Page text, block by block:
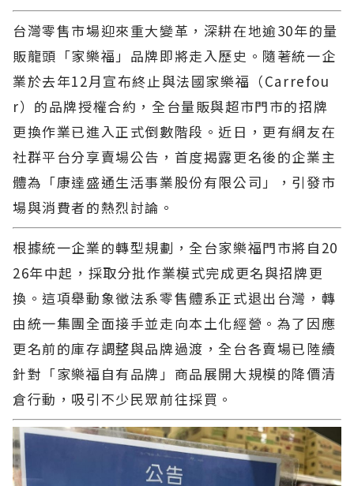
台灣零售市場迎來重大變革，深耕在地逾30年的量
販龍頭「家樂福」品牌即將走入歷史。隨著統一企
業於去年12月宣布終止與法國家樂福（Carrefou
r）的品牌授權合約，全台量販與超市門市的招牌
更換作業已進入正式倒數階段。近日，更有網友在
社群平台分享賣場公告，首度揭露更名後的企業主
體為「康達盛通生活事業股份有限公司」，引發市
場與消費者的熱烈討論。
根據統一企業的轉型規劃，全台家樂福門市將自20
26年中起，採取分批作業模式完成更名與招牌更
換。這項舉動象徵法系零售體系正式退出台灣，轉
由統一集團全面接手並走向本土化經營。為了因應
更名前的庫存調整與品牌過渡，全台各賣場已陸續
針對「家樂福自有品牌」商品展開大規模的降價清
倉行動，吸引不少民眾前往採買。